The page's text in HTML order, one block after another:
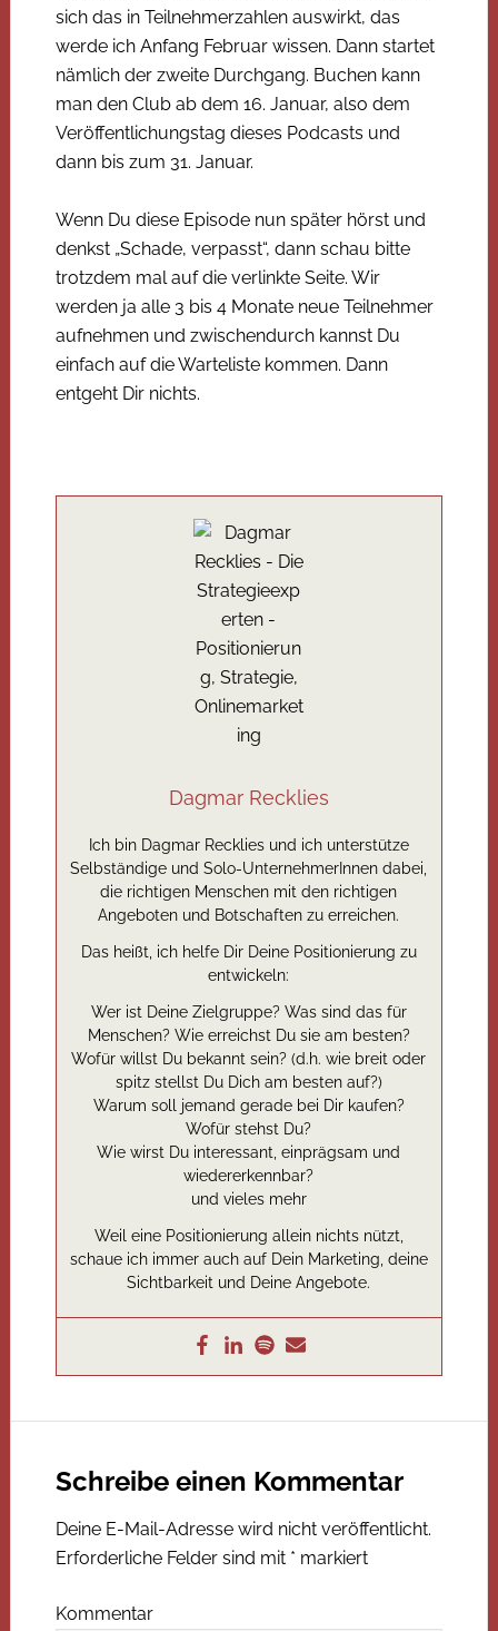
sich das in Teilnehmerzahlen auswirkt, das
werde ich Anfang Februar wissen. Dann startet
nämlich der zweite Durchgang. Buchen kann
man den Club ab dem 16. Januar, also dem
Veröffentlichungstag dieses Podcasts und
dann bis zum 31. Januar.
Wenn Du diese Episode nun später hörst und
denkst „Schade, verpasst“, dann schau bitte
trotzdem mal auf die verlinkte Seite. Wir
werden ja alle 3 bis 4 Monate neue Teilnehmer
aufnehmen und zwischendurch kannst Du
einfach auf die Warteliste kommen. Dann
entgeht Dir nichts.
Dagmar Recklies
Ich bin Dagmar Recklies und ich unterstütze
Selbständige und Solo-UnternehmerInnen dabei,
die richtigen Menschen mit den richtigen
Angeboten und Botschaften zu erreichen.
Das heißt, ich helfe Dir Deine Positionierung zu
entwickeln:
Wer ist Deine Zielgruppe? Was sind das für
Menschen? Wie erreichst Du sie am besten?
Wofür willst Du bekannt sein? (d.h. wie breit oder
spitz stellst Du Dich am besten auf?)
Warum soll jemand gerade bei Dir kaufen?
Wofür stehst Du?
Wie wirst Du interessant, einprägsam und
wiedererkennbar?
und vieles mehr
Weil eine Positionierung allein nichts nützt,
schaue ich immer auch auf Dein Marketing, deine
Sichtbarkeit und Deine Angebote.
Schreibe einen Kommentar
Deine E-Mail-Adresse wird nicht veröffentlicht.
Erforderliche Felder sind mit * markiert
Kommentar